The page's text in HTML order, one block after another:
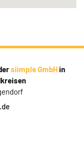
siimple GmbHin